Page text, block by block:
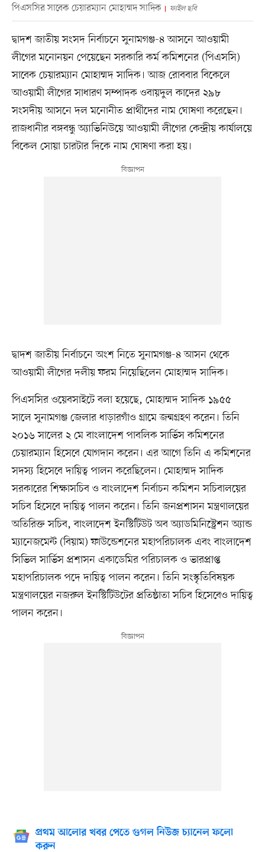
পিএসসির সাবেক চেয়ারম্যান মোহাম্মদ সাদিক ফাইল ছবি
দ্বাদশ জাতীয় সংসদ নির্বাচনে সুনামগঞ্জ-৪ আসনে আওয়ামী
লীগের মনোনয়ন পেয়েছেন সরকারি কর্ম কমিশনের (পিএসসি)
সাবেক চেয়ারম্যান মোহাম্মদ সাদিক। আজ রোববার বিকেলে
আওয়ামী লীগের সাধারণ সম্পাদক ওবায়দুল কাদের ২৯৮
সংসদীয় আসনে দল মনোনীত প্রার্থীদের নাম ঘোষণা করেছেন।
রাজধানীর বঙ্গবন্ধু অ্যাভিনিউয়ে আওয়ামী লীগের কেন্দ্রীয় কার্যালয়ে
বিকেল সোয়া চারটার দিকে নাম ঘোষণা করা হয়।
দ্বাদশ জাতীয় নির্বাচনে অংশ নিতে সুনামগঞ্জ-৪ আসন থেকে
আওয়ামী লীগের দলীয় ফরম নিয়েছিলেন মোহাম্মদ সাদিক।
পিএসসির ওয়েবসাইটে বলা হয়েছে, মোহাম্মদ সাদিক ১৯৫৫
সালে সুনামগঞ্জ জেলার ধাড়ারগাঁও গ্রামে জন্মগ্রহণ করেন। তিনি
২০১৬ সালের ২ মে বাংলাদেশ পাবলিক সার্ভিস কমিশনের
চেয়ারম্যান হিসেবে যোগদান করেন। এর আগে তিনি এ কমিশনের
সদস্য হিসেবে দায়িত্ব পালন করেছিলেন। মোহাম্মদ সাদিক
সরকারের শিক্ষাসচিব ও বাংলাদেশ নির্বাচন কমিশন সচিবালয়ের
সচিব হিসেবে দায়িত্ব পালন করেন। তিনি জনপ্রশাসন মন্ত্রণালয়ের
অতিরিক্ত সচিব, বাংলাদেশ ইনস্টিটিউট অব অ্যাডমিনিস্ট্রেশন অ্যান্ড
ম্যানেজমেন্ট (বিয়াম) ফাউন্ডেশনের মহাপরিচালক এবং বাংলাদেশ
সিভিল সার্ভিস প্রশাসন একাডেমির পরিচালক ও ভারপ্রাপ্ত
মহাপরিচালক পদে দায়িত্ব পালন করেন। তিনি সংস্কৃতিবিষয়ক
মন্ত্রণালয়ের নজরুল ইনস্টিটিউটের প্রতিষ্ঠাতা সচিব হিসেবেও দায়িত্ব
পালন করেন।
প্রথম আলোর খবর পেতে গুগল নিউজ চ্যানেল ফলো
করুন